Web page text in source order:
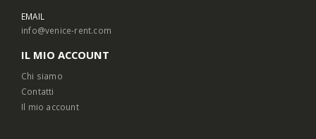
EMAIL
info@venice-rent.com
IL MIO ACCOUNT
Chi siamo
Contatti
Il mio account